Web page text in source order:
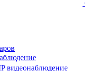
видеонаблюдение